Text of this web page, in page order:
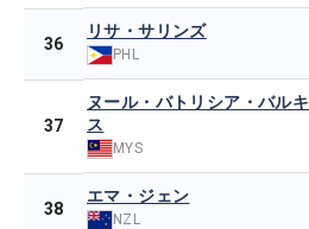
36
リサ・サリンズ
PHL
37
ヌール・バトリシア・バルキ
ス
MYS
38
エマ・ジェン
NZL